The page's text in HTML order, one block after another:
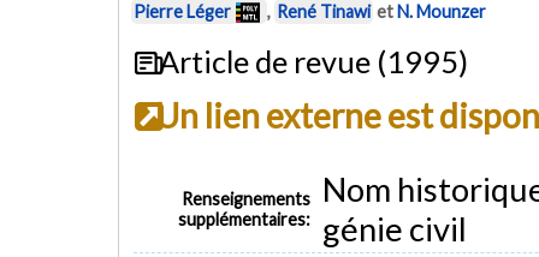
Pierre Léger , René Tinawi etN. Mounzer
Article de revue (1995)
Un lien externe est
Renseignements
supplémentaires:
Nom
génie civil